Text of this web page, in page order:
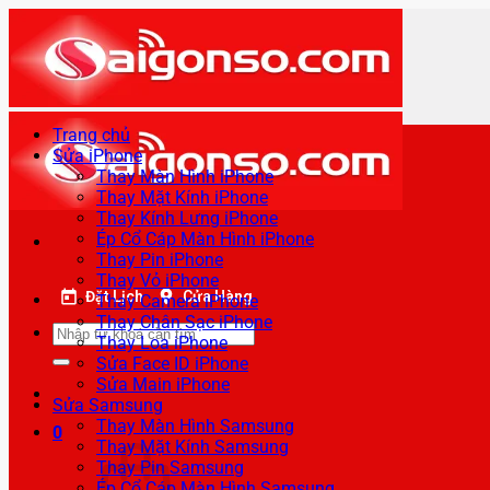
qua
nội
dung
Đặt Lịch Cửa Hàng
Tìm
kiếm:
0
Trang chủ
Sửa iPhone
Thay Màn Hình iPhone
Thay Mặt Kính iPhone
Thay Kính Lưng iPhone
Ép Cổ Cáp Màn Hình iPhone
Thay Pin iPhone
Thay Vỏ iPhone
Thay Camera iPhone
Thay Chân Sạc iPhone
Thay Loa iPhone
Sửa Face ID iPhone
Sửa Main iPhone
Sửa Samsung
Thay Màn Hình Samsung
Thay Mặt Kính Samsung
Thay Pin Samsung